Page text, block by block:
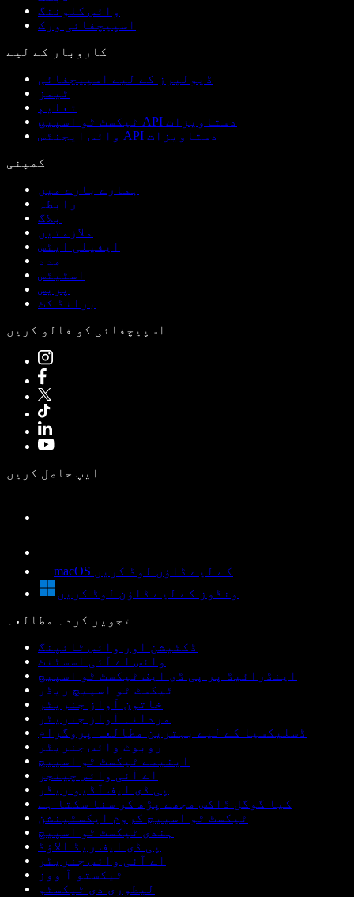
وائس کلوننگ
اسپیچفائی ورک
کاروبار کے لیے
ڈیولپرز کے لیے اسپیچفائی
ٹیمز
تعلیم
ٹیکسٹ ٹو اسپیچ API دستاویزات
وائس ایجنٹس API دستاویزات
کمپنی
ہمارے بارے میں
رابطہ
بلاگ
ملازمتیں
ایفیلی ایٹس
مدد
اسٹیٹس
پریس
برانڈ کٹ
اسپیچفائی کو فالو کریں
ایپ حاصل کریں
macOS کے لیے ڈاؤن لوڈ کریں
ونڈوز کے لیے ڈاؤن لوڈ کریں
تجویز کردہ مطالعہ
ڈکٹیشن اور وائس ٹائپنگ
وائس اے آئی اسسٹنٹ
اینڈرائیڈ پر پی ڈی ایف ٹیکسٹ ٹو اسپیچ
ٹیکسٹ ٹو اسپیچ ریڈر
خاتون آواز جنریٹر
مردانہ آواز جنریٹر
ڈسلیکسیا کے لیے بہترین مطالعہ پروگرام
روبوٹ وائس جنریٹر
اینیمے ٹیکسٹ ٹو اسپیچ
اے آئی وائس چینجر
پی ڈی ایف آڈیو ریڈر
کیا گوگل ڈاکس مجھے پڑھ کر سنا سکتا ہے
ٹیکسٹ ٹو اسپیچ کروم ایکسٹینشن
ہندی ٹیکسٹ ٹو اسپیچ
پی ڈی ایف ریڈ الاؤڈ
اے آئی وائس جنریٹر
ٹیکستو آ ووز
لیطوری دی ٹیکسٹو